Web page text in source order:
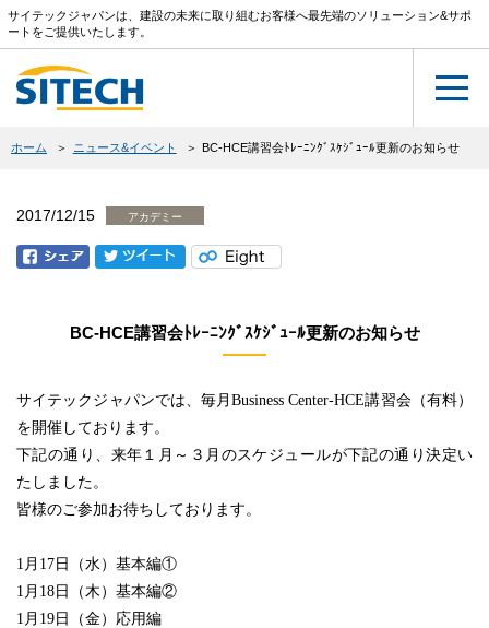
サイテックジャパンは、建設の未来に取り組むお客様へ最先端のソリューション&サポ
ートをご提供いたします。
ホーム ニュース&イベント BC-HCE講習会ﾄﾚｰﾆﾝｸﾞｽｹｼﾞｭｰﾙ更新のお知らせ
2017/12/15 アカデミー
BC-HCE講習会ﾄﾚｰﾆﾝｸﾞｽｹｼﾞｭｰﾙ更新のお知らせ
サイテックジャパンでは、毎月Business Center-HCE講習会（有料）
を開催しております。
下記の通り、来年１月～３月のスケジュールが下記の通り決定い
たしました。
皆様のご参加お待ちしております。
1 月 17 日（水）基本編①
1 月 18 日（木）基本編②
1 月 19 日（金）応用編